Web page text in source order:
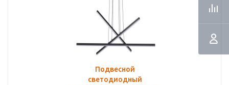
Подвесной
светодиодный